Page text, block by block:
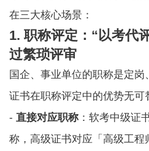
在三大核心场景：
1. 职称评定：“以考代
过繁琐评审
国企、事业单位的职称是定
证书在职称评定中的优势无可
-直接对应职称 ：软考中级证
称，高级证书对应「高级工